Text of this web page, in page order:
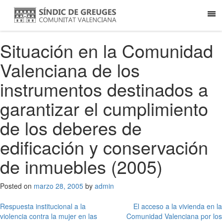
Situación en la Comunidad
Valenciana de los
instrumentos destinados a
garantizar el cumplimiento
de los deberes de
edificación y conservación
de inmuebles (2005)
Posted on marzo 28, 2005 by admin
Navegación
Respuesta institucional a la
violencia contra la mujer en las
El acceso a la vivienda en la
Comunidad Valenciana por los